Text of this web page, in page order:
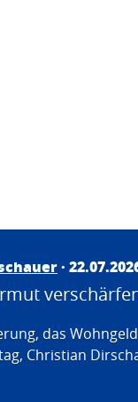
·
das
Christian